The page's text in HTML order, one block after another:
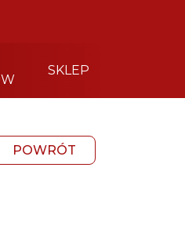
SKLEP
POWRÓT